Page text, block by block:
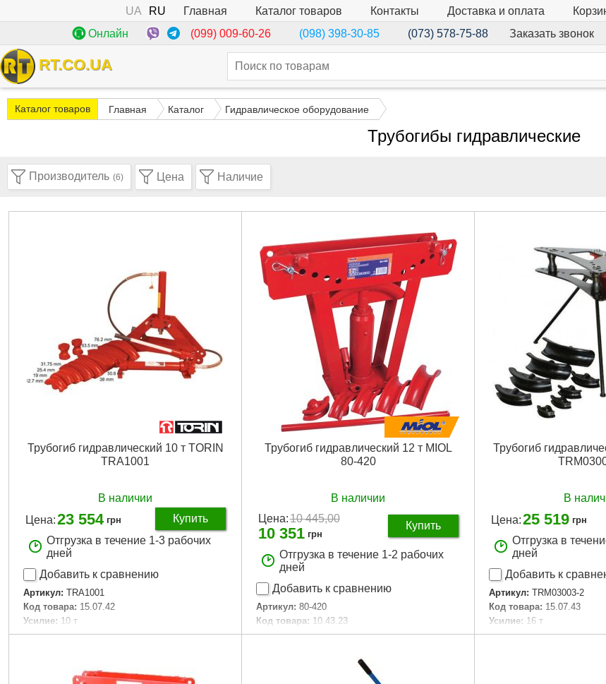
UA RU Главная Каталог товаров Контакты Доставка и оплата
Онлайн
(099) 009-60-26 (098) 398-30-85 (073) 578-75-88 Заказать звонок
RT.CO.UA
Каталог товаров Главная Каталог Гидравлическое оборудование
Трубогибы гидравлические
Производитель (6) Цена Наличие
Трубогиб гидравлический 10 т TORIN
TRA1001
В наличии
Цена:23 554 грн
Купить
Отгрузка в течение 1-3 рабочих
дней
Добавить к сравнению
Артикул: TRA1001
Код товара: 15.07.42
Усилие: 10 т
Ход штока: 315 мм
1/2"-3"
Трубогиб гидравлический 12 т MIOL
80-420
В наличии
Цена:10 445,00
10 351 грн
Купить
Отгрузка в течение 1-2 рабочих
дней
Добавить к сравнению
Артикул: 80-420
Код товара: 10.43.23
Усилие: 12 т
Дополнительные насадки для труб
1/2", 3/4", 1", 1-1/4", 1-1/2", 2"
Трубогиб
В
Цена:25 519 грн
Отгрузка в
дней
Добавить к
Артикул: TRM03003-2
Код товара: 15.07.43
Усилие: 16 т
Ход штока: 285 мм